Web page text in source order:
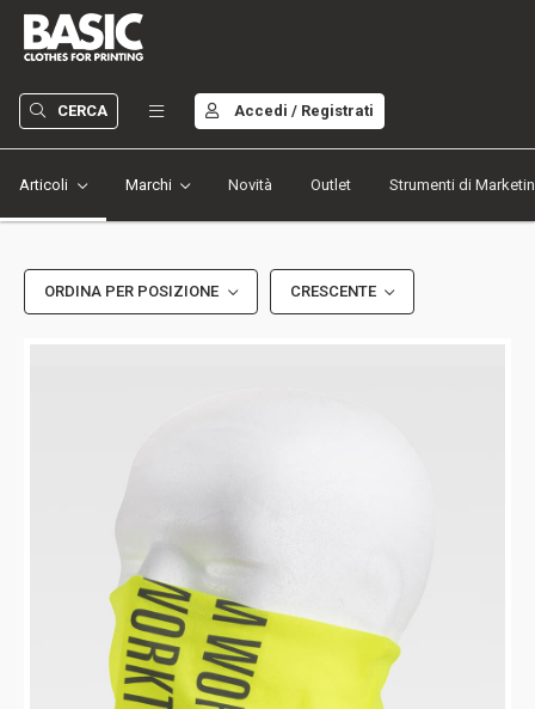
Articoli Marchi Novità Outlet Strumenti di
CERCA Accedi / Registrati
ORDINA PER POSIZIONE CRESCENTE